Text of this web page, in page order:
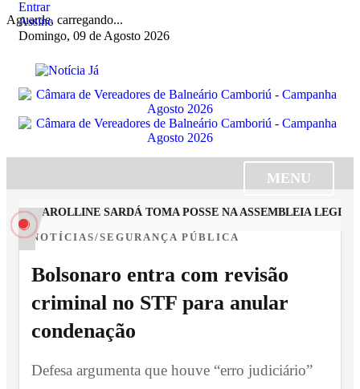
Aguarde, carregando...
Entrar
Assine
Domingo, 09 de Agosto 2026
MENU
CAROLLINE SARDÁ TOMA POSSE NA ASSEMBLEIA
NOTÍCIAS/SEGURANÇA PÚBLICA
Bolsonaro entra com revisão
criminal no STF para anular
condenação
Defesa argumenta que houve “erro judiciário”